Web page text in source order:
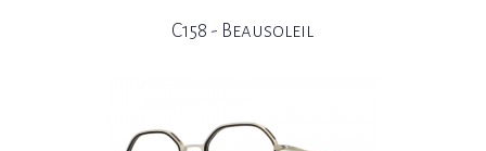
C158 - Beausoleil